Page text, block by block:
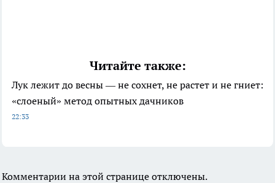
Читайте также:
Лук лежит до весны — не сохнет, не растет и не гниет:
«слоеный» метод опытных дачников
22:33
Комментарии на этой странице отключены.